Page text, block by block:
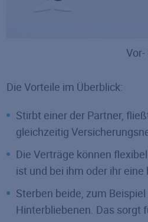
Die Vorteile im Überblick:
Stirbt einer der Partner,
gleichzeitig
Die Verträge können
ist und bei ihm oder ihr
Sterben beide, zum
Hinterbliebenen. Das sorgt